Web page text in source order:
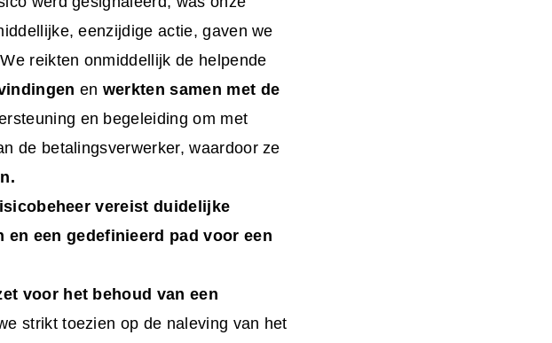
eenzijdige actie, gaven we
We reikten onmiddellijk de helpende
en werkten samen met de
en begeleiding om met
de betalingsverwerker, waardoor ze
vereist duidelijke
een gedefinieerd pad voor een
voor het behoud van een
strikt toezien op de naleving van het